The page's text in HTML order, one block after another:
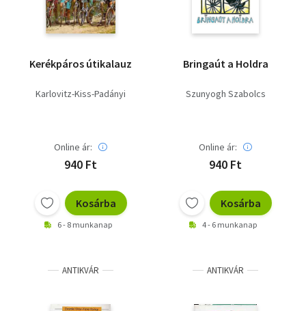
Kerékpáros útikalauz
Karlovitz-Kiss-Padányi
Online ár:
940 Ft
Kosárba
6 - 8 munkanap
Bringaút a Holdra
Szunyogh Szabolcs
Online ár:
940 Ft
Kosárba
4 - 6 munkanap
ANTIKVÁR ANTIKVÁR